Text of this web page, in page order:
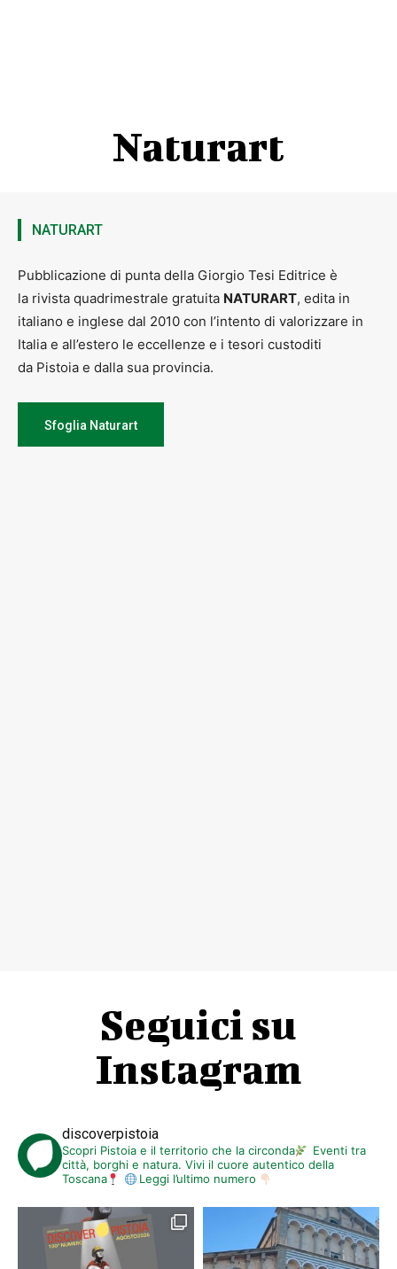
Naturart
NATURART
Pubblicazione di punta della Giorgio Tesi Editrice è
la rivista quadrimestrale gratuita NATURART, edita in
italiano e inglese dal 2010 con l’intento di valorizzare in
Italia e all’estero le eccellenze e i tesori custoditi
da Pistoia e dalla sua provincia.
Sfoglia Naturart
Seguici su
Instagram
discoverpistoia
Scopri Pistoia e il territorio che la circonda
Eventi tra
città, borghi e natura. Vivi il cuore autentico della
Toscana
Leggi l’ultimo numero